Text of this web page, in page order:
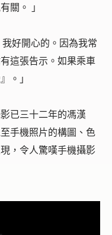
關。 」
好開心的。因為我常
這張告示。如果乘車
。」
已三十二年的馮漢
手機照片的構圖、色
，令人驚嘆手機攝影